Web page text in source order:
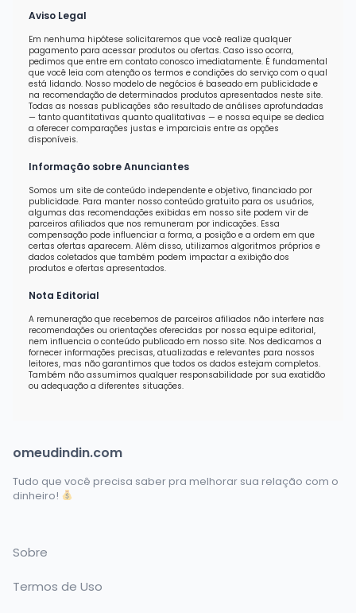
Aviso Legal
Em nenhuma hipótese solicitaremos que você realize qualquer
pagamento para acessar produtos ou ofertas. Caso isso ocorra,
pedimos que entre em contato conosco imediatamente. É fundamental
que você leia com atenção os termos e condições do serviço com o qual
está lidando. Nosso modelo de negócios é baseado em publicidade e
na recomendação de determinados produtos apresentados neste site.
Todas as nossas publicações são resultado de análises aprofundadas
— tanto quantitativas quanto qualitativas — e nossa equipe se dedica
a oferecer comparações justas e imparciais entre as opções
disponíveis.
Informação sobre Anunciantes
Somos um site de conteúdo independente e objetivo, financiado por
publicidade. Para manter nosso conteúdo gratuito para os usuários,
algumas das recomendações exibidas em nosso site podem vir de
parceiros afiliados que nos remuneram por indicações. Essa
compensação pode influenciar a forma, a posição e a ordem em que
certas ofertas aparecem. Além disso, utilizamos algoritmos próprios e
dados coletados que também podem impactar a exibição dos
produtos e ofertas apresentados.
Nota Editorial
A remuneração que recebemos de parceiros afiliados não interfere nas
recomendações ou orientações oferecidas por nossa equipe editorial,
nem influencia o conteúdo publicado em nosso site. Nos dedicamos a
fornecer informações precisas, atualizadas e relevantes para nossos
leitores, mas não garantimos que todos os dados estejam completos.
Também não assumimos qualquer responsabilidade por sua exatidão
ou adequação a diferentes situações.
omeudindin.com
Tudo que você precisa saber pra melhorar sua relação com o
dinheiro!
Sobre
Termos de Uso